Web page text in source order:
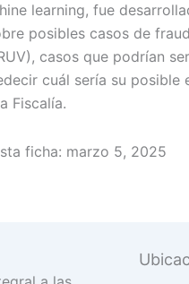
learning, fue
posibles casos de
casos que podrían ser
cuál sería su posible
Fiscalía.
ficha: marzo 5, 2025